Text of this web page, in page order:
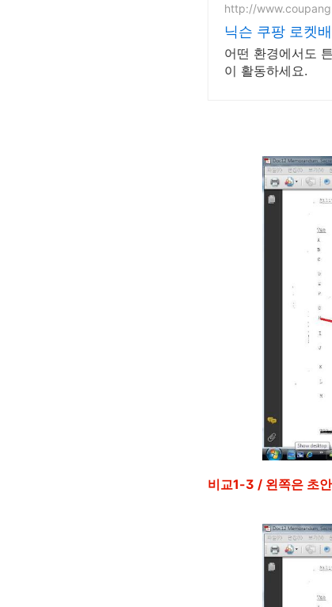
http://
닉슨 쿠팡 로켓
어떤 환경에서도
이 활동하세요.
비교1-3 / 왼쪽은 초